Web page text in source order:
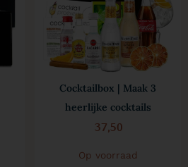
Cocktailbox | Maak 3
heerlijke cocktails
37,50
Op voorraad